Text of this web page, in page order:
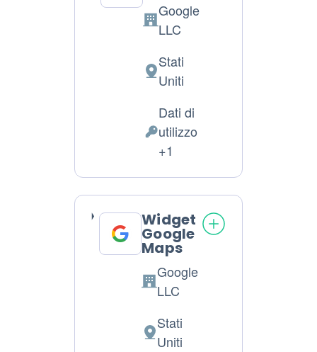
Azienda:
Google
LLC
Luogo
trattamento:
Stati
Uniti
Dati
Personali
trattati:
Dati di
utilizzo
+1
Widget
Google
Maps
Azienda:
Google
LLC
Luogo
Stati
Uniti